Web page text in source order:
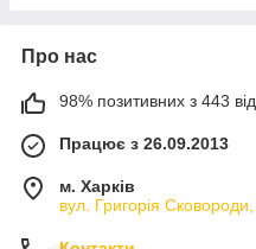
Про нас
98% позитивних з 443
Працює з 26.09.2013
м. Харків
вул. Григорія